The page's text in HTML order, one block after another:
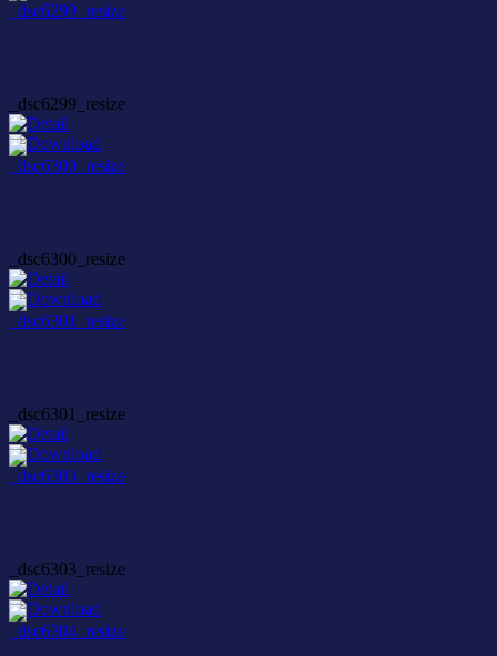
_dsc6299_resize
_dsc6300_resize
_dsc6301_resize
_dsc6303_resize